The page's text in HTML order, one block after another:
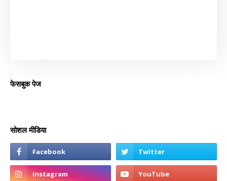
फेसबुक पेज
सोशल मीडिया